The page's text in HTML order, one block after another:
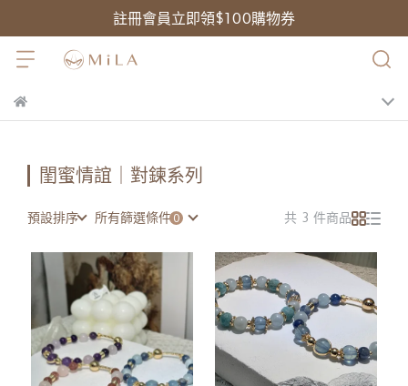
註冊會員立即領$100購物券
閨蜜情誼｜對鍊系列
預設排序 所有篩選條件 共 3 件商品